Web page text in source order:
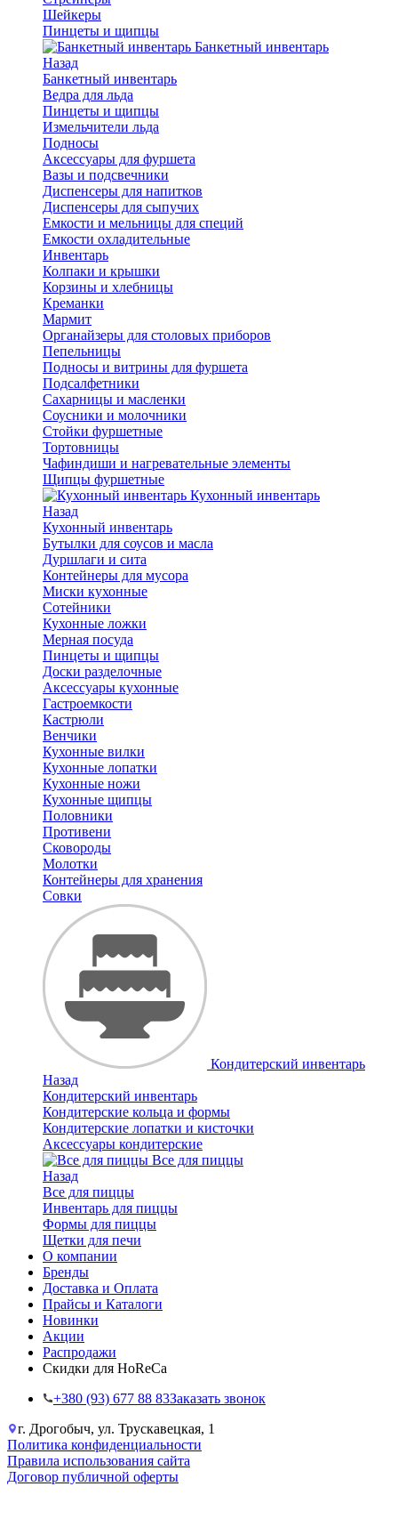
Шейкеры
Пинцеты и щипцы
Банкетный инвентарь
Назад
Банкетный инвентарь
Ведра для льда
Пинцеты и щипцы
Измельчители льда
Подносы
Аксессуары для фуршета
Вазы и подсвечники
Диспенсеры для напитков
Диспенсеры для сыпучих
Емкости и мельницы для специй
Емкости охладительные
Инвентарь
Колпаки и крышки
Корзины и хлебницы
Креманки
Мармит
Органайзеры для столовых приборов
Пепельницы
Подносы и витрины для фуршета
Подсалфетники
Сахарницы и масленки
Соусники и молочники
Стойки фуршетные
Тортовницы
Чафиндиши и нагревательные элементы
Щипцы фуршетные
Кухонный инвентарь
Назад
Кухонный инвентарь
Бутылки для соусов и масла
Дуршлаги и сита
Контейнеры для мусора
Миски кухонные
Сотейники
Кухонные ложки
Мерная посуда
Пинцеты и щипцы
Доски разделочные
Аксессуары кухонные
Гастроемкости
Кастрюли
Венчики
Кухонные вилки
Кухонные лопатки
Кухонные ножи
Кухонные щипцы
Половники
Противени
Сковороды
Молотки
Контейнеры для хранения
Совки
Кондитерский инвентарь
Назад
Кондитерский инвентарь
Кондитерские кольца и формы
Кондитерские лопатки и кисточки
Аксессуары кондитерские
Все для пиццы
Назад
Все для пиццы
Инвентарь для пиццы
Формы для пиццы
Щетки для печи
О компании
Бренды
Доставка и Оплата
Прайсы и Каталоги
Новинки
Акции
Распродажи
Скидки для HoReCa
+38‎0 (93) 677 88 83Заказать звонок
г. Дрогобыч, ул. Трускавецкая, 1
Политика конфиденциальности
Правила использования сайта
Договор публичной оферты